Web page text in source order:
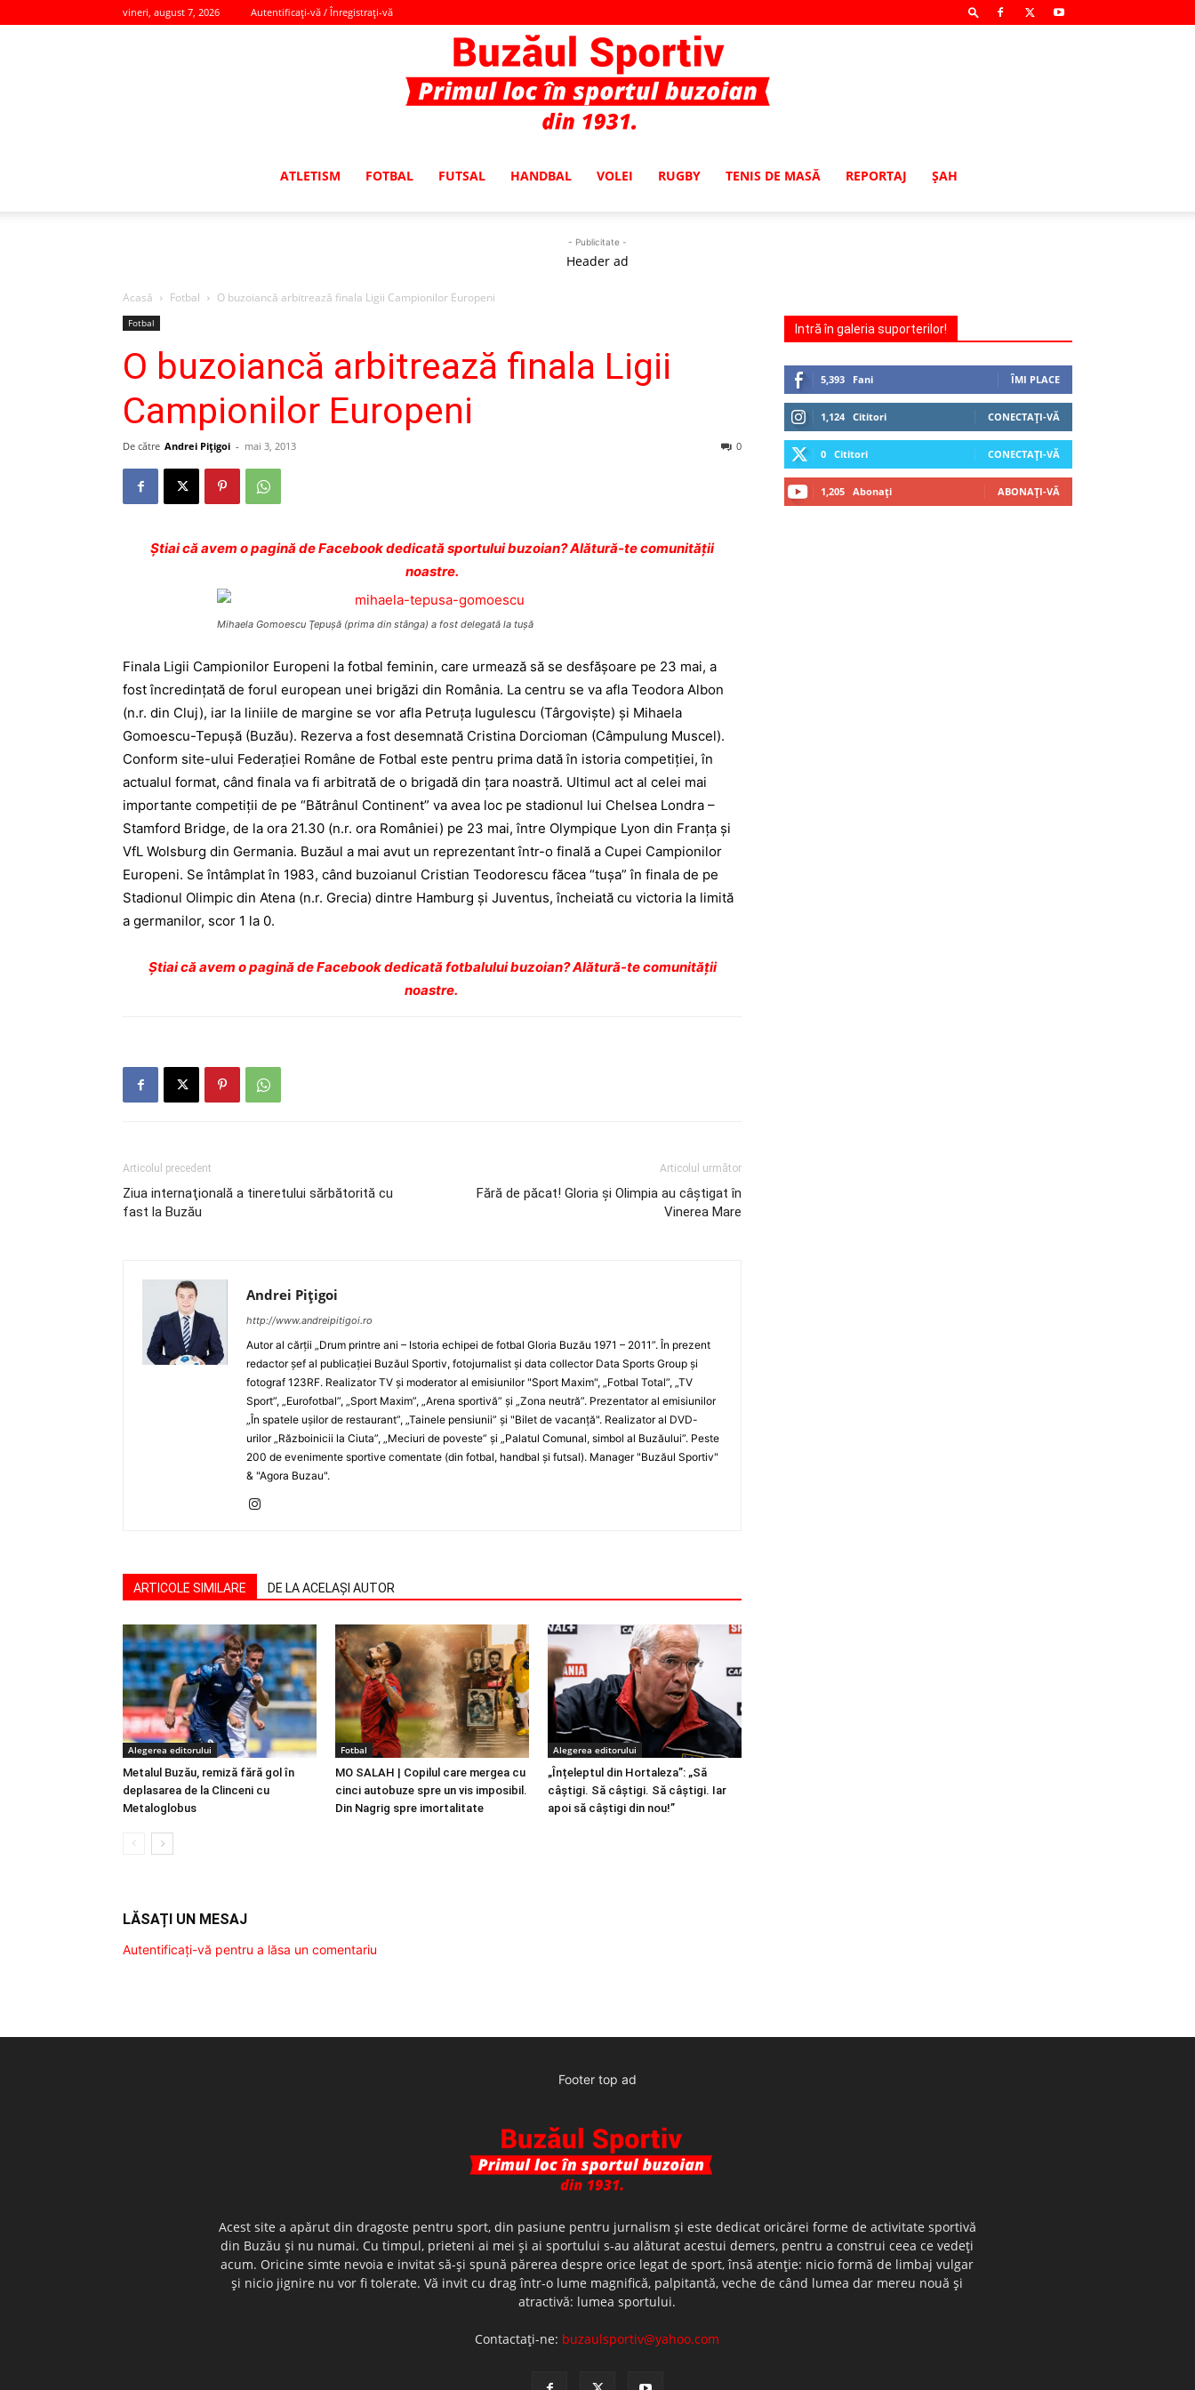
vineri, august 7, 2026 Autentificați-vă / Înregistrați-vă
ATLETISM FOTBAL FUTSAL HANDBAL VOLEI RUGBY TENIS DE MASĂ REPORTAJ ŞAH
- Publicitate -
Header ad
Acasă Fotbal O buzoiancă arbitrează finala Ligii Campionilor Europeni
Fotbal
O buzoiancă arbitrează finala Ligii
Campionilor Europeni
De către Andrei Pițigoi - mai 3, 2013 0
Ştiai că avem o pagină de Facebook dedicată sportului buzoian? Alătură-te comunității
noastre.
Mihaela Gomoescu Ţepuşă (prima din stânga) a fost delegată la tuşă
Finala Ligii Campionilor Europeni la fotbal feminin, care urmează să se desfăşoare pe 23 mai, a
fost încredinţată de forul european unei brigăzi din România. La centru se va afla Teodora Albon
(n.r. din Cluj), iar la liniile de margine se vor afla Petruţa Iugulescu (Târgovişte) şi Mihaela
Gomoescu-Tepuşă (Buzău). Rezerva a fost desemnată Cristina Dorcioman (Câmpulung Muscel).
Conform site-ului Federaţiei Române de Fotbal este pentru prima dată în istoria competiţiei, în
actualul format, când finala va fi arbitrată de o brigadă din ţara noastră. Ultimul act al celei mai
importante competiţii de pe “Bătrânul Continent” va avea loc pe stadionul lui Chelsea Londra –
Stamford Bridge, de la ora 21.30 (n.r. ora României) pe 23 mai, între Olympique Lyon din Franţa şi
VfL Wolsburg din Germania. Buzăul a mai avut un reprezentant într-o finală a Cupei Campionilor
Europeni. Se întâmplat în 1983, când buzoianul Cristian Teodorescu făcea “tuşa” în finala de pe
Stadionul Olimpic din Atena (n.r. Grecia) dintre Hamburg şi Juventus, încheiată cu victoria la limită
a germanilor, scor 1 la 0.
Ştiai că avem o pagină de Facebook dedicată fotbalului buzoian? Alătură-te comunității
noastre.
Articolul precedent
Ziua internaţională a tineretului sărbătorită cu
fast la Buzău
Articolul următor
Fără de păcat! Gloria şi Olimpia au câştigat în
Vinerea Mare
Andrei Pițigoi
http://www.andreipitigoi.ro
Autor al cărţii „Drum printre ani – Istoria echipei de fotbal Gloria Buzău 1971 – 2011”. În prezent
redactor şef al publicaţiei Buzăul Sportiv, fotojurnalist şi data collector Data Sports Group şi
fotograf 123RF. Realizator TV şi moderator al emisiunilor "Sport Maxim", „Fotbal Total”, „TV
Sport”, „Eurofotbal”, „Sport Maxim”, „Arena sportivă” şi „Zona neutră”. Prezentator al emisiunilor
„În spatele uşilor de restaurant”, „Tainele pensiunii” şi "Bilet de vacanţă". Realizator al DVD-
urilor „Războinicii la Ciuta”, „Meciuri de poveste” şi „Palatul Comunal, simbol al Buzăului”. Peste
200 de evenimente sportive comentate (din fotbal, handbal şi futsal). Manager "Buzăul Sportiv"
& "Agora Buzau".
ARTICOLE SIMILARE DE LA ACELAȘI AUTOR
Alegerea editorului
Metalul Buzău, remiză fără gol în
deplasarea de la Clinceni cu
Metaloglobus
Fotbal
MO SALAH | Copilul care mergea cu
cinci autobuze spre un vis imposibil.
Din Nagrig spre imortalitate
Alegerea editorului
„Înțeleptul din Hortaleza”: „Să
câștigi. Să câștigi. Să câștigi. Iar
apoi să câștigi din nou!”
LĂSAȚI UN MESAJ
Autentificați-vă pentru a lăsa un comentariu
Intră în galeria suporterilor!
5,393 Fani ÎMI PLACE
1,124 Cititori CONECTAȚI-VĂ
0 Cititori CONECTAȚI-VĂ
1,205 Abonați ABONAȚI-VĂ
Footer top ad
Acest site a apărut din dragoste pentru sport, din pasiune pentru jurnalism şi este dedicat oricărei forme de activitate sportivă
din Buzău şi nu numai. Cu timpul, prieteni ai mei şi ai sportului s-au alăturat acestui demers, pentru a construi ceea ce vedeţi
acum. Oricine simte nevoia e invitat să-şi spună părerea despre orice legat de sport, însă atenţie: nicio formă de limbaj vulgar
şi nicio jignire nu vor fi tolerate. Vă invit cu drag într-o lume magnifică, palpitantă, veche de când lumea dar mereu nouă şi
atractivă: lumea sportului.
Contactați-ne: buzaulsportiv@yahoo.com